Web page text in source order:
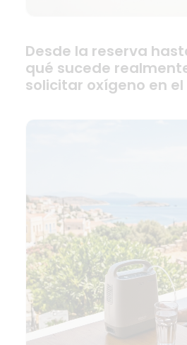
Desde la reserva
qué sucede
solicitar oxígeno en